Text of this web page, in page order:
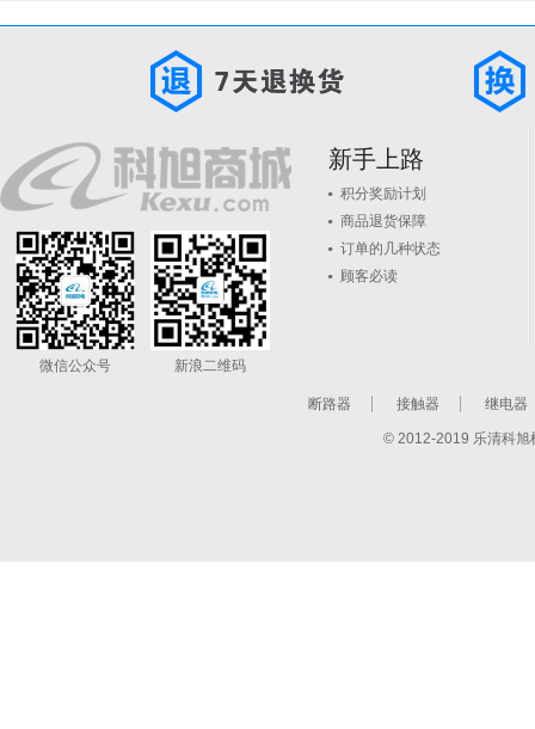
微信公众号 新浪二维码
新手上路
积分奖励计划
商品退货保障
订单的几种状态
顾客必读
断路器 接触器 继电器
© 2012-2019 乐清科旭